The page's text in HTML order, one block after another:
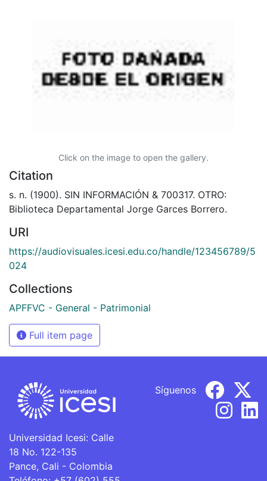
Click on the image to open the gallery.
Citation
s. n. (1900). SIN INFORMACIÓN & 700317. OTRO:
Biblioteca Departamental Jorge Garces Borrero.
URI
https://audiovisuales.icesi.edu.co/handle/123456789/5
024
Collections
APFFVC - General - Patrimonial
Full item page
Universidad Icesi: Calle
18 No. 122-135
Pance, Cali - Colombia
Síguenos